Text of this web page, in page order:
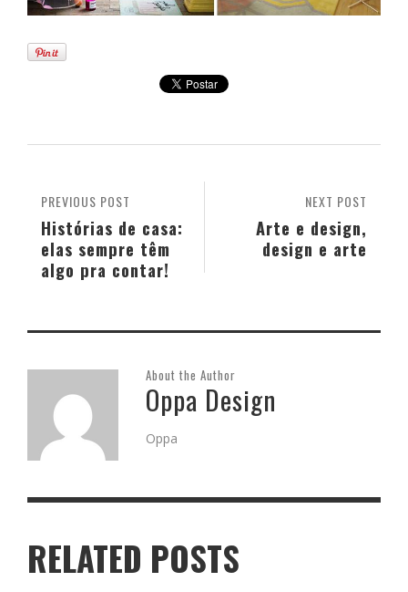
NEXT POST
Arte e design,
design e arte
PREVIOUS POST
Histórias de casa:
elas sempre têm
algo pra contar!
About the Author
Oppa Design
Oppa
RELATED POSTS